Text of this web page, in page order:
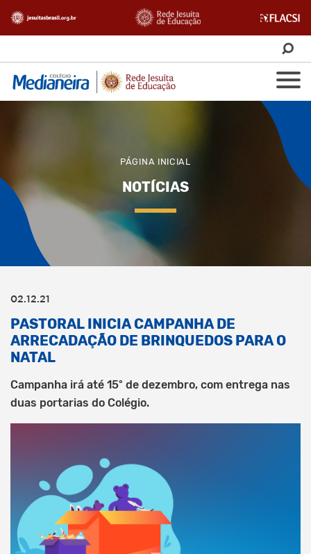
PÁGINA INICIAL
NOTÍCIAS
02.12.21
PASTORAL INICIA CAMPANHA DE
ARRECADAÇÃO DE BRINQUEDOS PARA O
NATAL
Campanha irá até 15º de dezembro, com entrega nas
duas portarias do Colégio.